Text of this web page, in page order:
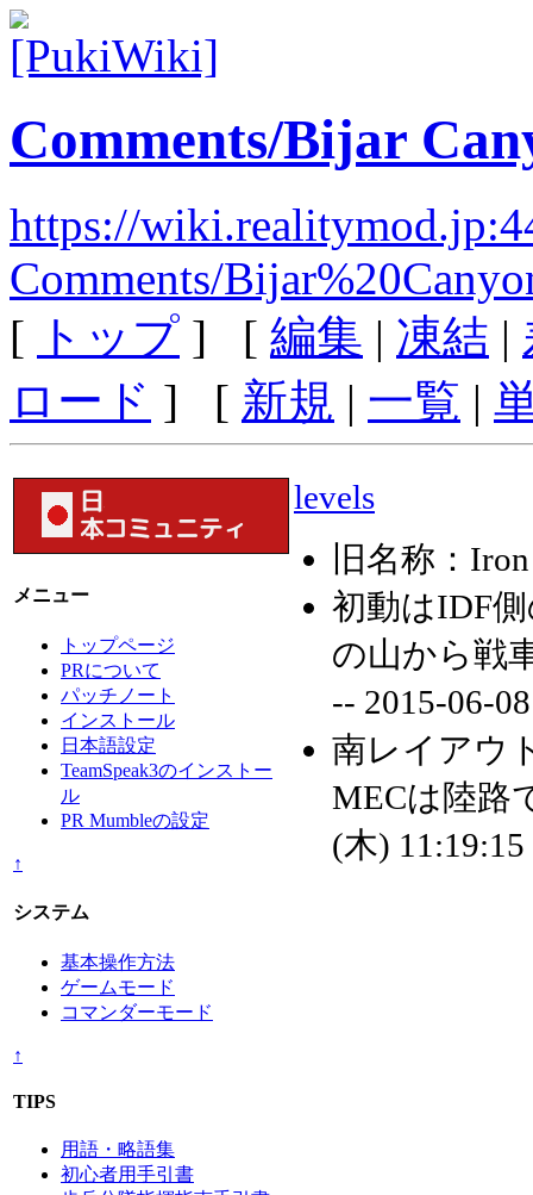
Comments/Bijar
https://
Comments/
[ トップ ] [ 編集 | 凍結 |
ロード ] [ 新規 | 一覧 |
メニュー
トップページ
PRについて
パッチノート
インストール
日本語設定
TeamSpeak3のインストー
ル
PR Mumbleの設定
↑
システム
基本操作方法
ゲームモード
コマンダーモード
↑
TIPS
用語・略語集
初心者用手引書
levels
旧名称：
初動はIDF
の山から戦
-- 2015-06-
南レイアウ
MECは陸路
(木) 11:19:15